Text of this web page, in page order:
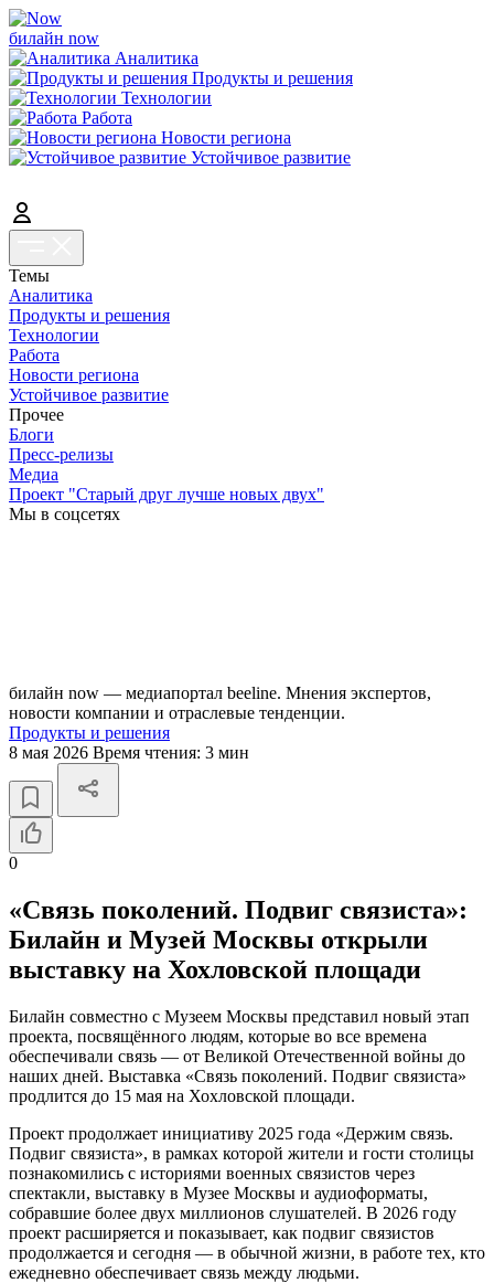
билайн now
Аналитика
Продукты и решения
Технологии
Работа
Новости региона
Устойчивое развитие
Темы
Аналитика
Продукты и решения
Технологии
Работа
Новости региона
Устойчивое развитие
Прочее
Блоги
Пресс-релизы
Медиа
Проект "Старый друг лучше новых двух"
Мы в соцсетях
билайн now — медиапортал beeline. Мнения экспертов,
новости компании и отраслевые тенденции.
Продукты и решения
8 мая 2026 Время чтения: 3 мин
0
«Связь поколений. Подвиг связиста»:
Билайн и Музей Москвы открыли
выставку на Хохловской площади
Билайн совместно с Музеем Москвы представил новый этап
проекта, посвящённого людям, которые во все времена
обеспечивали связь — от Великой Отечественной войны до
наших дней. Выставка «Связь поколений. Подвиг связиста»
продлится до 15 мая на Хохловской площади.
Проект продолжает инициативу 2025 года «Держим связь.
Подвиг связиста», в рамках которой жители и гости столицы
познакомились с историями военных связистов через
спектакли, выставку в Музее Москвы и аудиоформаты,
собравшие более двух миллионов слушателей. В 2026 году
проект расширяется и показывает, как подвиг связистов
продолжается и сегодня — в обычной жизни, в работе тех, кто
ежедневно обеспечивает связь между людьми.